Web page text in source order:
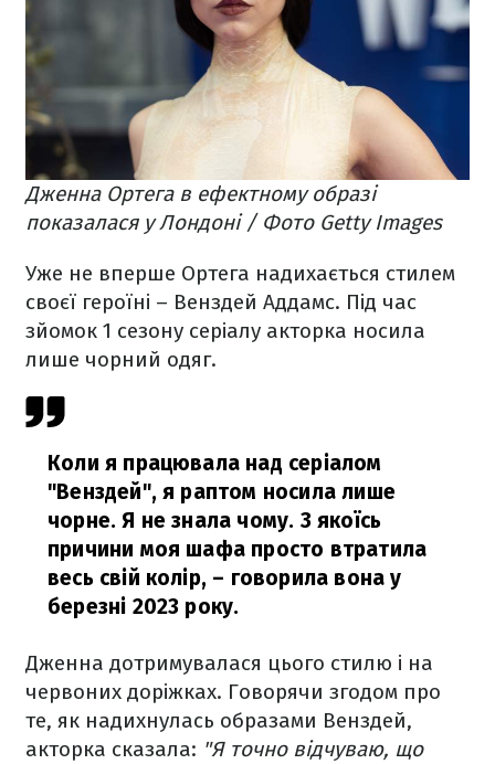
Дженна Ортега в ефектному образі
показалася у Лондоні / Фото Getty Images
Уже не вперше Ортега надихається стилем
своєї героїні – Венздей Аддамс. Під час
зйомок 1 сезону серіалу акторка носила
лише чорний одяг.
Коли я працювала над серіалом
"Венздей", я раптом носила лише
чорне. Я не знала чому. З якоїсь
причини моя шафа просто втратила
весь свій колір, – говорила вона у
березні 2023 року.
Дженна дотримувалася цього стилю і на
червоних доріжках. Говорячи згодом про
те, як надихнулась образами Венздей,
акторка сказала: "Я точно відчуваю, що